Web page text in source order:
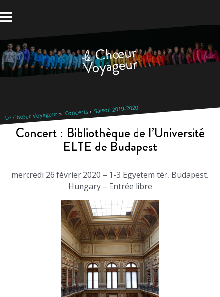
au
Le Chœur Voyageur Concerts Saison 2019-2020
Concert : Bibliothèque de l’Université
ELTE de Budapest
mercredi 26 février 2020 – 1-3 Egyetem tér, Budapest,
Hungary – Entrée libre